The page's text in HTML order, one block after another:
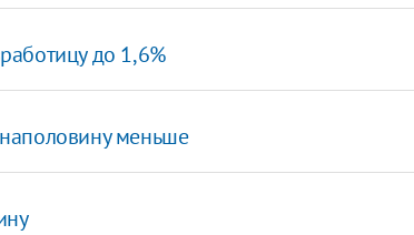
до 1,6%
наполовину меньше